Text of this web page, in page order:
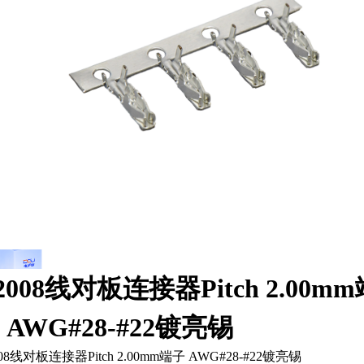
线对板连接器Pitch 2.00mm
AWG#28-#22镀亮锡
线对板连接器Pitch 2.00mm端子 AWG#28-#22镀亮锡